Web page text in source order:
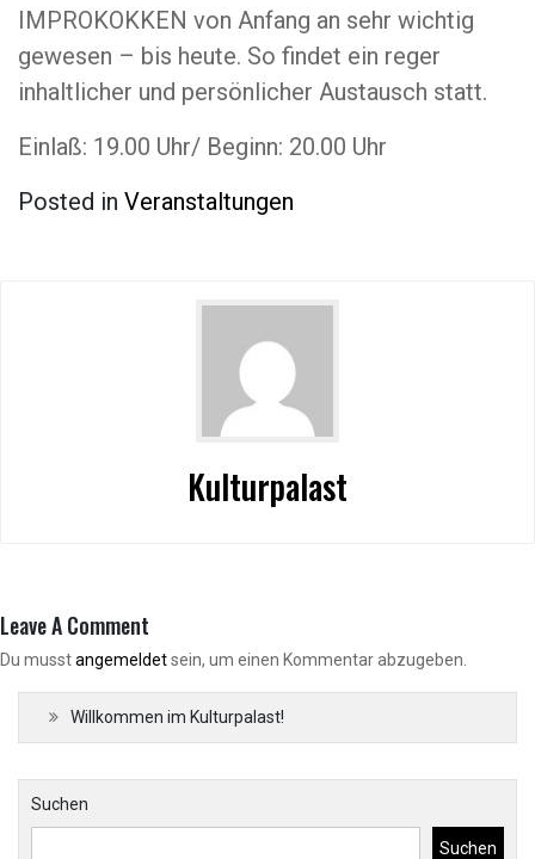
IMPROKOKKEN von Anfang an sehr wichtig
gewesen – bis heute. So findet ein reger
inhaltlicher und persönlicher Austausch statt.
Einlaß: 19.00 Uhr/ Beginn: 20.00 Uhr
Posted in Veranstaltungen
Kulturpalast
Leave A Comment
Du musstangemeldetsein, um einen Kommentar abzugeben.
Willkommen im Kulturpalast!
Suchen
Suchen